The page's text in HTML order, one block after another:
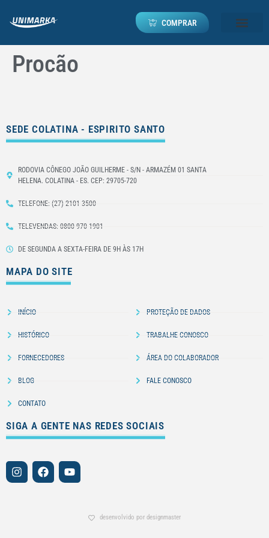
COMPRAR
Procão
SEDE COLATINA - ESPIRITO SANTO
RODOVIA CÔNEGO JOÃO GUILHERME - S/N - ARMAZÉM 01 SANTA
HELENA. COLATINA - ES. CEP: 29705-720
TELEFONE: (27) 2101-3500
TELEVENDAS: 0800 970 1901
DE SEGUNDA A SEXTA-FEIRA DE 9H ÀS 17H
MAPA DO SITE
INÍCIO
HISTÓRICO
FORNECEDORES
BLOG
CONTATO
PROTEÇÃO DE DADOS
TRABALHE CONOSCO
ÁREA DO COLABORADOR
FALE CONOSCO
SIGA A GENTE NAS REDES SOCIAIS
desenvolvido por designmaster